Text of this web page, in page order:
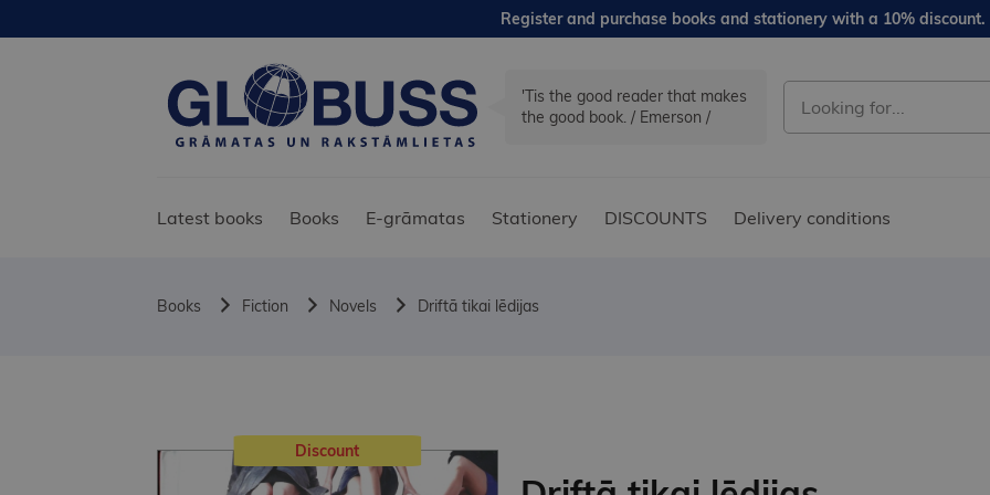
Register and purchase books and stationery with a 10% discount.
'Tis the good reader that makes
the good book. / Emerson /
Latest books Books E-grāmatas Stationery DISCOUNTS Delivery conditions
Books Fiction Novels Driftā tikai lēdijas
Discount